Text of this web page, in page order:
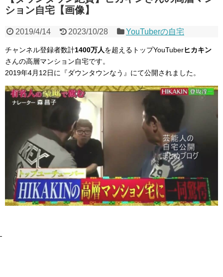
ション自宅【画像】
2019/4/14 2023/10/28 YouTuberの自宅
チャンネル登録者数計1400万人を超えるトップYouTuberヒカキン
さんの高層マンション自宅です。
2019年4月12日に『ダウンタウンなう』にて公開されました。